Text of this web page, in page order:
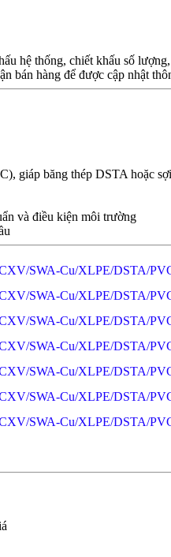
hệ thống, chiết khấu số
bán hàng để được cập nhật
giáp băng thép DSTA hoặc
và điều kiện môi trường
SWA-Cu/XLPE/DSTA/
SWA-Cu/XLPE/DSTA/
SWA-Cu/XLPE/DSTA/
SWA-Cu/XLPE/DSTA/
SWA-Cu/XLPE/DSTA/
SWA-Cu/XLPE/DSTA/
SWA-Cu/XLPE/DSTA/